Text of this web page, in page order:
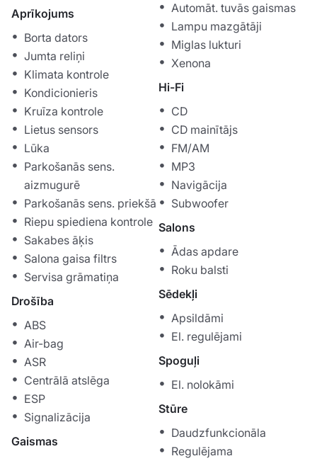
Aprīkojums
Borta dators
Jumta reliņi
Klimata kontrole
Kondicionieris
Kruīza kontrole
Lietus sensors
Lūka
Parkošanās sens.
aizmugurē
Parkošanās sens. priekšā
Riepu spiediena kontrole
Sakabes āķis
Salona gaisa filtrs
Servisa grāmatiņa
Drošība
ABS
Air-bag
ASR
Centrālā atslēga
ESP
Signalizācija
Gaismas
Automāt. tuvās gaismas
Lampu mazgātāji
Miglas lukturi
Xenona
Hi-Fi
CD
CD mainītājs
FM/AM
MP3
Navigācija
Subwoofer
Salons
Ādas apdare
Roku balsti
Sēdekļi
Apsildāmi
El. regulējami
Spoguļi
El. nolokāmi
Stūre
Daudzfunkcionāla
Regulējama